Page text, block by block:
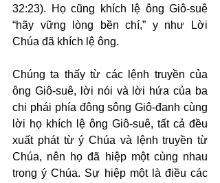
32:23). Họ cũng khích lệ ông Giô-suê
“hãy vững lòng bền chí,” y như Lời
Chúa đã khích lệ ông.
Chúng ta thấy từ các lệnh truyền của
ông Giô-suê, lời nói và lời hứa của ba
chi phái phía đông sông Giô-đanh cùng
lời họ khích lệ ông Giô-suê, tất cả đều
xuất phát từ ý Chúa và lệnh truyền từ
Chúa, nên họ đã hiệp một cùng nhau
trong ý Chúa. Sự hiệp một là điều các